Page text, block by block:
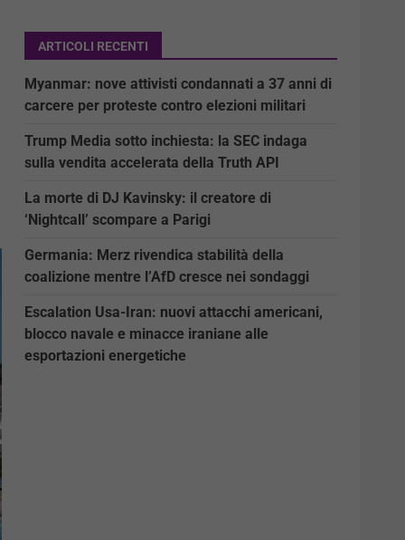
ARTICOLI RECENTI
Myanmar: nove attivisti condannati a 37 anni di
carcere per proteste contro elezioni militari
Trump Media sotto inchiesta: la SEC indaga
sulla vendita accelerata della Truth API
La morte di DJ Kavinsky: il creatore di
‘Nightcall’ scompare a Parigi
Germania: Merz rivendica stabilità della
coalizione mentre l’AfD cresce nei sondaggi
Escalation Usa-Iran: nuovi attacchi americani,
blocco navale e minacce iraniane alle
esportazioni energetiche